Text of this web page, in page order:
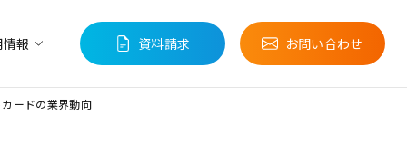
ーブストーリー
報 資料請求 お問い合わせ
ードの業界動向